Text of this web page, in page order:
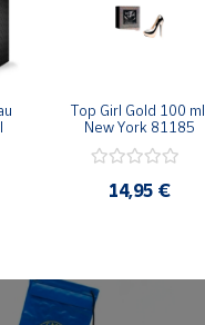
Top Girl Gold 100 ml
New York 81185
14,95 €